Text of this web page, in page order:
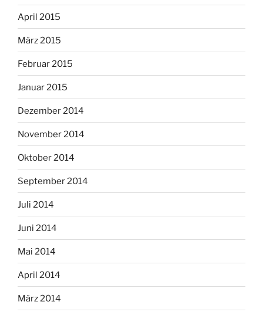
April 2015
März 2015
Februar 2015
Januar 2015
Dezember 2014
November 2014
Oktober 2014
September 2014
Juli 2014
Juni 2014
Mai 2014
April 2014
März 2014